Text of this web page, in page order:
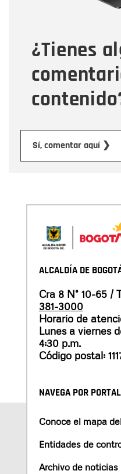
¿Tienes
Sí, comentar aquí ❯
Mensaje
ALCALDÍA DE
Cra 8 N° 10-65 /
381-3000
Horario de
Lunes a viernes
4:30 p.m.
Código postal:
NAVEGA POR PORTAL
Conoce el mapa
Entidades de
Archivo de noticias